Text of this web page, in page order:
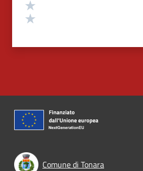
Comune di Tonara